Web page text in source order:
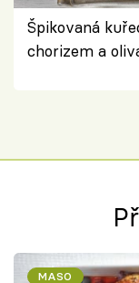
Špikovaná
chorizem a
MASO